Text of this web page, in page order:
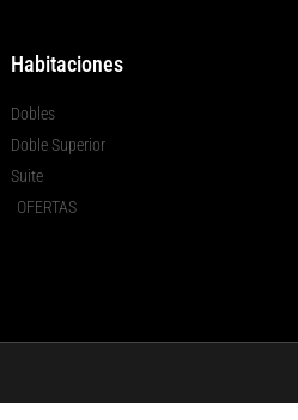
Habitaciones
Dobles
Doble Superior
Suite
OFERTAS